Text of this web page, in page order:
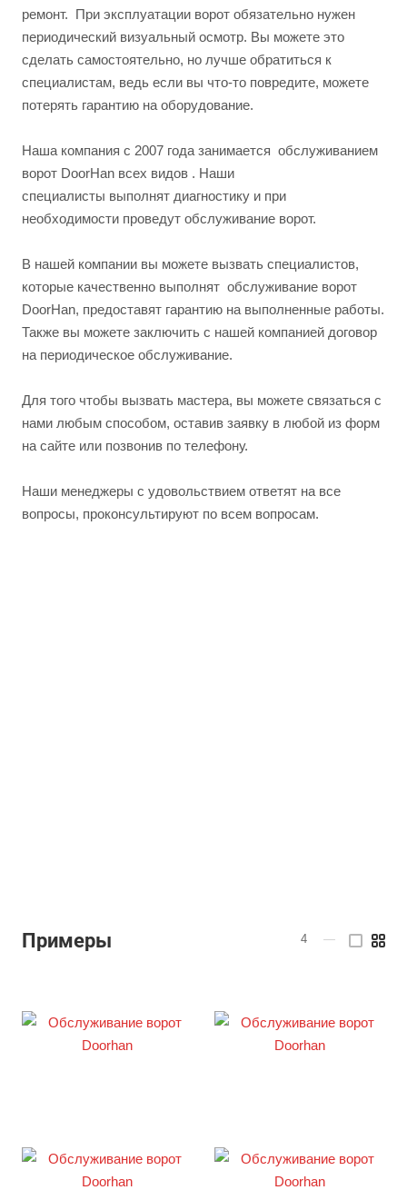
ремонт. При эксплуатации ворот обязательно нужен
периодический визуальный осмотр. Вы можете это
сделать самостоятельно, но лучше обратиться к
специалистам, ведь если вы что-то повредите, можете
потерять гарантию на оборудование.
Наша компания с 2007 года занимается обслуживанием
ворот DoorHan всех видов . Наши
специалисты выполнят диагностику и при
необходимости проведут обслуживание ворот.
В нашей компании вы можете вызвать специалистов,
которые качественно выполнят обслуживание ворот
DoorHan, предоставят гарантию на выполненные работы.
Также вы можете заключить с нашей компанией договор
на периодическое обслуживание.
Для того чтобы вызвать мастера, вы можете связаться с
нами любым способом, оставив заявку в любой из форм
на сайте или позвонив по телефону.
Наши менеджеры с удовольствием ответят на все
вопросы, проконсультируют по всем вопросам.
Примеры 4 —